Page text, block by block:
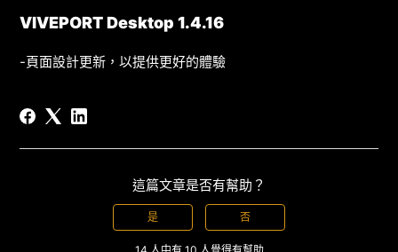
VIVEPORT Desktop 1.4.16
-頁面設計更新，以提供更好的體驗
這篇文章是否有幫助？
是 否